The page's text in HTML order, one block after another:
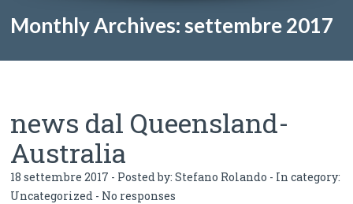
Monthly Archives: settembre 2017
news dal Queensland-
Australia
18 settembre 2017 - Posted by:Stefano Rolando - In category:
Uncategorized - No responses